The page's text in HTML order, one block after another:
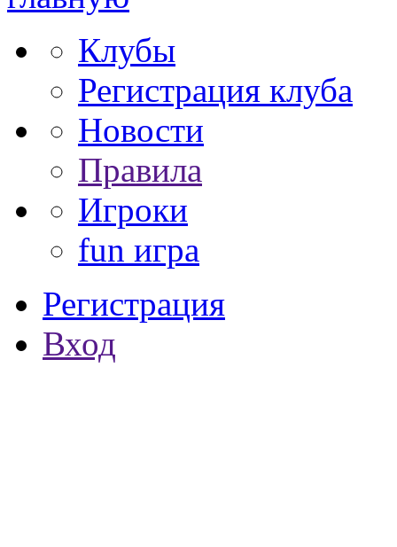
Клубы
Регистрация клуба
Новости
Правила
Игроки
fun игра
Регистрация
Вход